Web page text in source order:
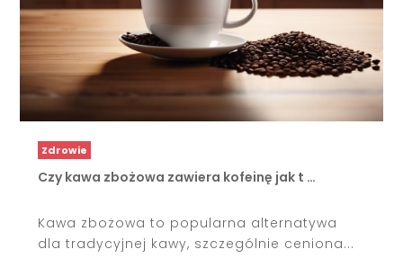
Zdrowie
Czy kawa zbożowa zawiera kofeinę jak t …
Kawa zbożowa to popularna alternatywa
dla tradycyjnej kawy, szczególnie ceniona...